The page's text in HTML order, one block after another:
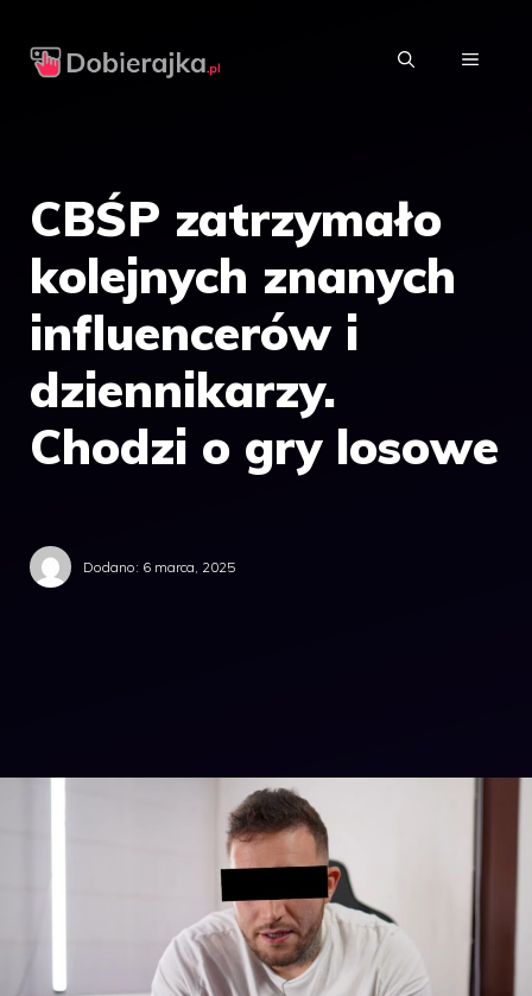
MENU
CBŚP zatrzymało
kolejnych znanych
influencerów i
dziennikarzy.
Chodzi o gry losowe
Dodano: 6 marca, 2025